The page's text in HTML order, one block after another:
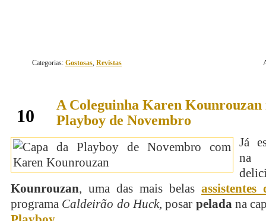
Categorias: Gostosas, Revistas
10
A Coleguinha Karen Kounrouzan
Playboy de Novembro
Já
na
Kounrouzan, uma das mais belas assistentes
programa Caldeirão do Huck, posar peladana